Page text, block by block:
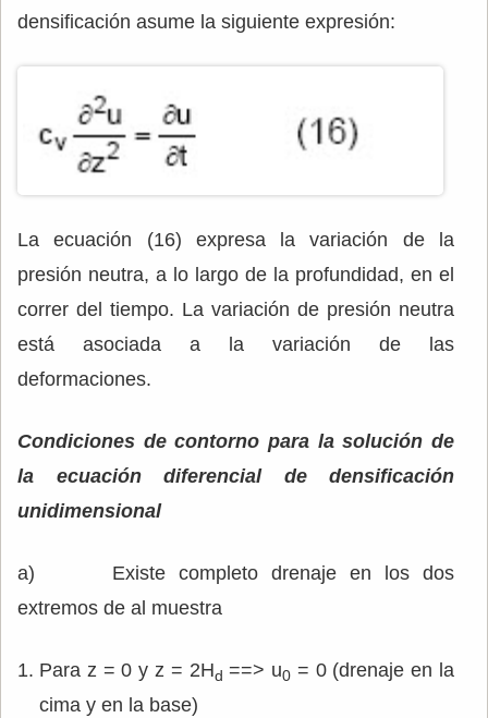
densificación asume la siguiente expresión:
La ecuación (16) expresa la variación de la
presión neutra, a lo largo de la profundidad, en el
correr del tiempo. La variación de presión neutra
está asociada a la variación de las
deformaciones.
Condiciones de contorno para la solución de
la ecuación diferencial de densificación
unidimensional
a) Existe completo drenaje en los dos
extremos de al muestra
Para z = 0 y z = 2Hd ==> u0 = 0 (drenaje en la
cima y en la base)